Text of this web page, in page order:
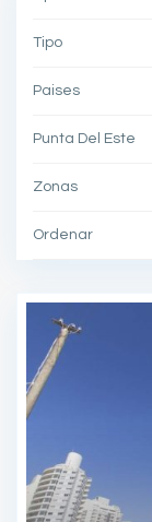
Tipo
Paises
Punta Del Este
Zonas
Ordenar